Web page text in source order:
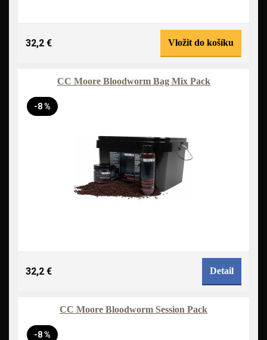
32,2 € Vložit do košíku
CC Moore Bloodworm Bag Mix Pack
-8 %
32,2 € Detail
CC Moore Bloodworm Session Pack
-8 %